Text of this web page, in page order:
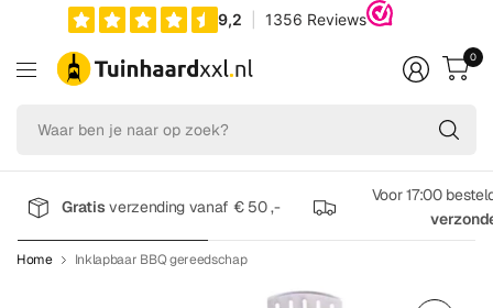
op
0
Gratisverzending vanaf € 50 ,-
Voor 17:00
Home Inklapbaar BBQ gereedschap